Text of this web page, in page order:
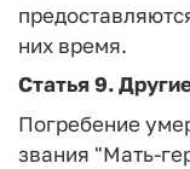
них время.
Статья 9.
Погребение
звания "Мать-